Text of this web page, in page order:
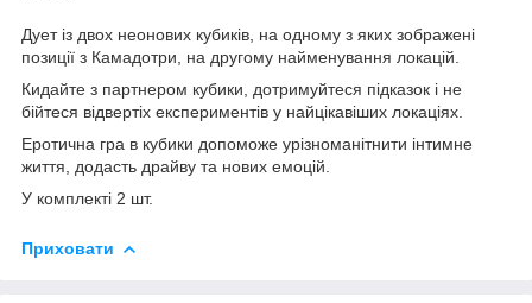
Дует із двох неонових кубиків, на одному з яких зображені
позиції з Камадотри, на другому найменування локацій.
Кидайте з партнером кубики, дотримуйтеся підказок і не
бійтеся відвертіх експериментів у найцікавіших локаціях.
Еротична гра в кубики допоможе урізноманітнити інтимне
життя, додасть драйву та нових емоцій.
У комплекті 2 шт.
Приховати